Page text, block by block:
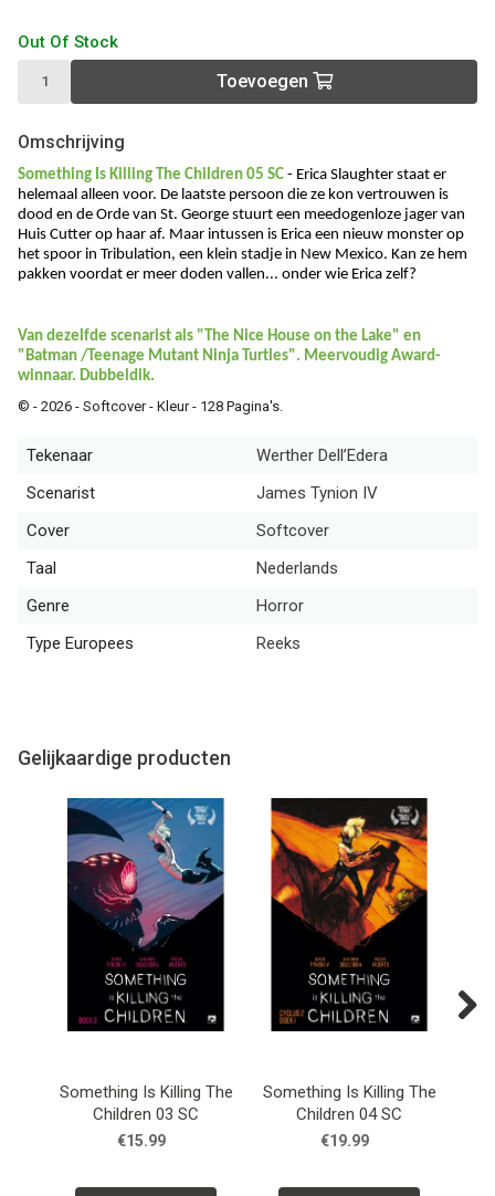
Out Of Stock
Toevoegen
Omschrijving
Something Is Killing The Children 05 SC - Erica Slaughter staat er
helemaal alleen voor. De laatste persoon die ze kon vertrouwen is
dood en de Orde van St. George stuurt een meedogenloze jager van
Huis Cutter op haar af. Maar intussen is Erica een nieuw monster op
het spoor in Tribulation, een klein stadje in New Mexico. Kan ze hem
pakken voordat er meer doden vallen... onder wie Erica zelf?
Van dezelfde scenarist als "The Nice House on the Lake" en
"Batman /Teenage Mutant Ninja Turtles". Meervoudig Award-
winnaar. Dubbeldik.
© - 2026 - Softcover - Kleur - 128 Pagina's.
Tekenaar
Werther Dell’Edera
Scenarist
James Tynion IV
Cover
Softcover
Taal
Nederlands
Genre
Horror
Type Europees
Reeks
Gelijkaardige producten
Something Is Killing The
Children 03 SC
€15.99
Something Is Killing The
Children 04 SC
€19.99